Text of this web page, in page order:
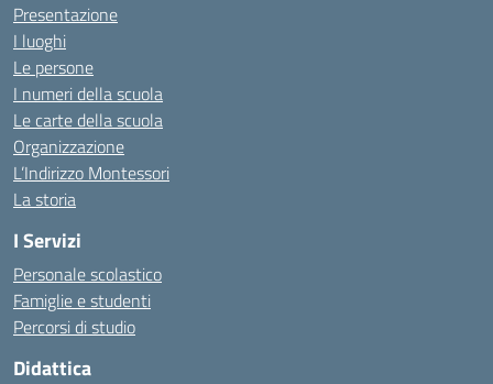
Presentazione
I luoghi
Le persone
I numeri della scuola
Le carte della scuola
Organizzazione
L’Indirizzo Montessori
La storia
I Servizi
Personale scolastico
Famiglie e studenti
Percorsi di studio
Didattica